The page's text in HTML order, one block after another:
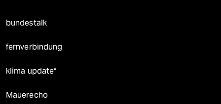
bundestalk
fernverbindung
klima update°
Mauerecho